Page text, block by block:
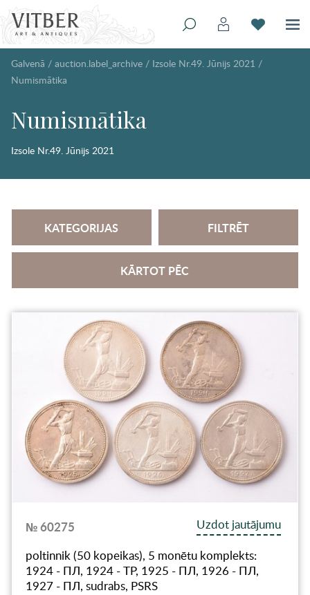
Galvenā / auction.label_archive / Izsole Nr.49. Jūnijs 2021 /
Numismātika
Numismātika
Izsole Nr.49. Jūnijs 2021
KATEGORIJAS FILTRĒT
KĀRTOT PĒC
№ 60275
Uzdot jautājumu
poltinnik (50 kopeikas), 5 monētu komplekts:
1924 - ПЛ, 1924 - ТР, 1925 - ПЛ, 1926 - ПЛ,
1927 - ПЛ, sudrabs, PSRS